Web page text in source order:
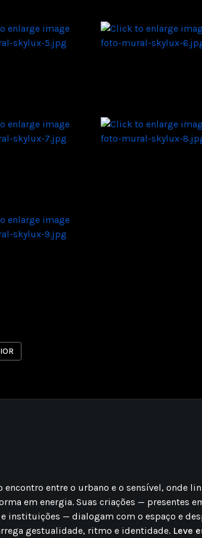
ANTERIOR: PAINEL PARA EMBAIXADA DA ITÁLIA
encontro entre o urbano e o sensível, onde
em energia. Suas criações — presentes
instituições — dialogam com o espaço e
gestualidade, ritmo e identidade. Leve